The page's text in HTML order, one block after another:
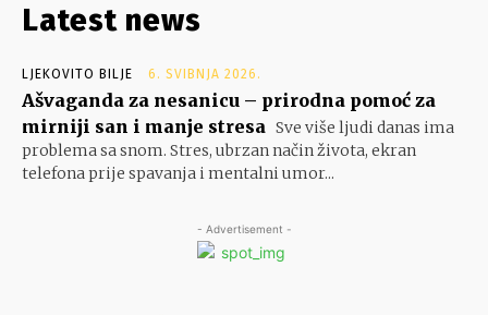
Latest news
LJEKOVITO BILJE 6. SVIBNJA 2026.
Ašvaganda za nesanicu – prirodna pomoć za
mirniji san i manje stresa Sve više ljudi danas ima
problema sa snom. Stres, ubrzan način života, ekran
telefona prije spavanja i mentalni umor...
- Advertisement -